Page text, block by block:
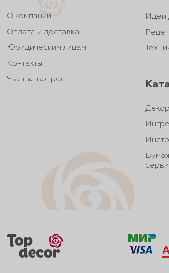
О компании
Оплата и доставка
Юридическим лицам
Контакты
Частые вопросы
Идеи
Декор